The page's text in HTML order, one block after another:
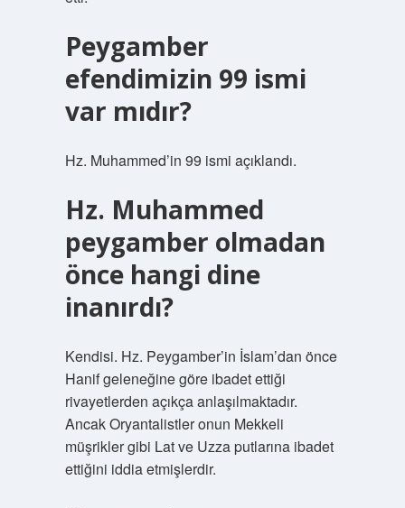
Peygamber
efendimizin 99 ismi
var mıdır?
Hz. Muhammed’in 99 ismi açıklandı.
Hz. Muhammed
peygamber olmadan
önce hangi dine
inanırdı?
Kendisi. Hz. Peygamber’in İslam’dan önce
Hanif geleneğine göre ibadet ettiği
rivayetlerden açıkça anlaşılmaktadır.
Ancak Oryantalistler onun Mekkeli
müşrikler gibi Lat ve Uzza putlarına ibadet
ettiğini iddia etmişlerdir.